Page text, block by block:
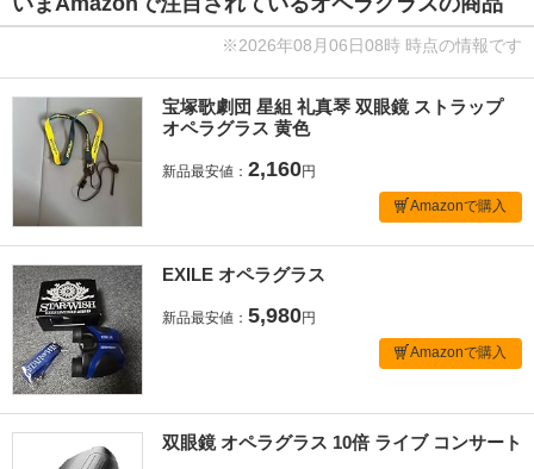
※2026年08月06日08時 時点の情報です
宝塚歌劇団 星組 礼真琴 双眼鏡 ストラップ
オペラグラス 黄色
新品最安値： 2,160円
Amazonで購入
EXILE オペラグラス
新品最安値： 5,980円
Amazonで購入
双眼鏡 オペラグラス 10倍 ライブ コンサート